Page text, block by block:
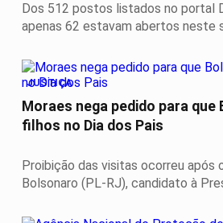
Dos 512 postos listados no portal
apenas 62 estavam abertos neste
JUSTIÇA
Moraes nega pedido para
filhos no Dia dos Pais
Proibição das visitas ocorreu após
Bolsonaro (PL-RJ), candidato à